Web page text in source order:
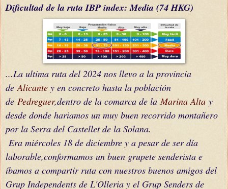
Dificultadde la ruta IBP index: Media (74 HKG)
...La ultima ruta del 2024 nos llevo a la provincia
de Alicante y en concreto hasta la población
de Pedreguer,dentro de la comarca de la Marina Alta y
desde donde hariamos un muy buen recorrido montañero
por la Serra del Castellet de la Solana.
Era miércoles 18 de diciembre y a pesar de ser día
laborable,conformamos un buen grupete senderista e
íbamos a compartir ruta con nuestros buenos amigos del
Grup Independents de L'Olleria y el Grup Senders de